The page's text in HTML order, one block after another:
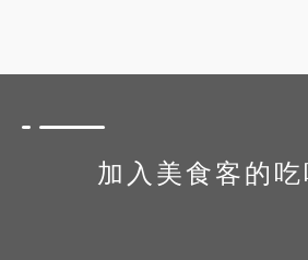
加入美食客的吃